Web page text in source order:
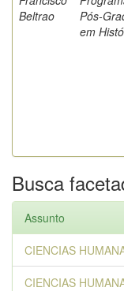
Beltrao
Pós-
em
Busca
Assunto
CIENCIAS
CIENCIAS